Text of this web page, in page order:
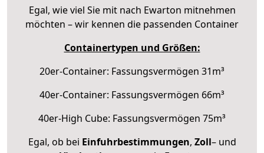
Egal, wie viel Sie mit nach Ewarton mitnehmen
möchten – wir kennen die passenden Container
Containertypen und Größen:
20er-Container: Fassungsvermögen 31m³
40er-Container: Fassungsvermögen 66m³
40er-High Cube: Fassungsvermögen 75m³
Egal, ob bei Einfuhrbestimmungen, Zoll– und